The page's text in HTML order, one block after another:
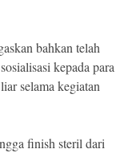
bahkan telah
kepada para
selama kegiatan
finish steril dari